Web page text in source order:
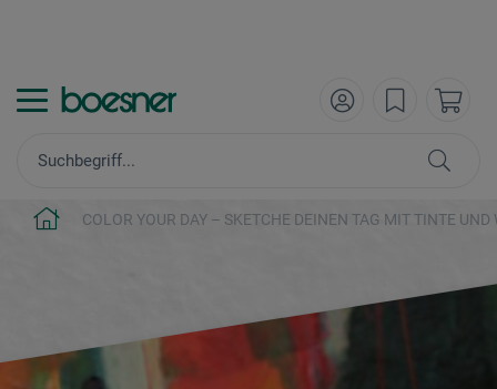
COLOR YOUR DAY – SKETCHE DEINEN TAG MIT TINTE UND